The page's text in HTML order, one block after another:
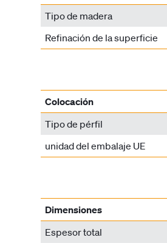
Tipo de madera
Refinación de la superficie
Colocación
Tipo de pérfil
unidad del embalaje UE
Dimensiones
Espesor total